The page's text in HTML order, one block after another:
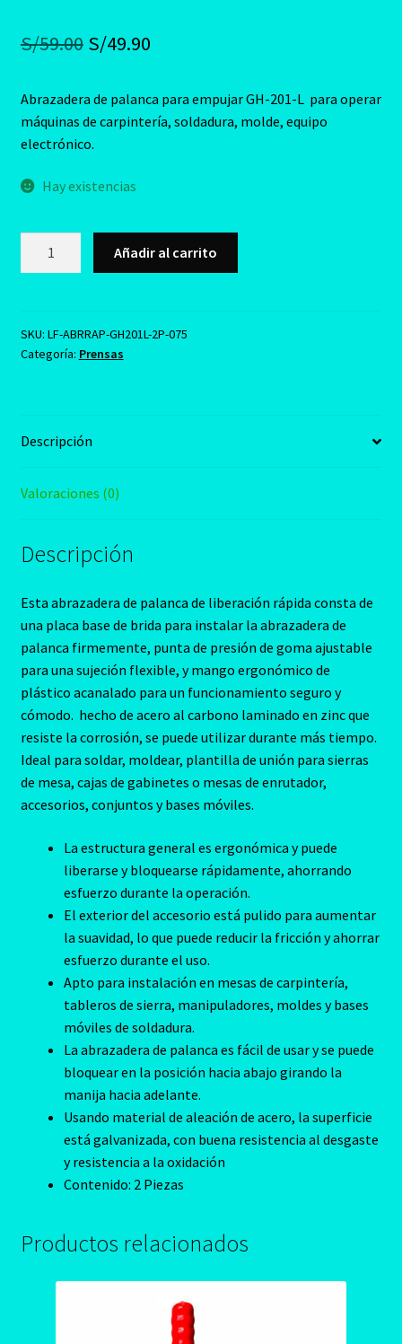
S/59.00 El
original
era:
S/49.90El
actual
Abrazadera de palanca para empujar GH-201-L para operar
máquinas de carpintería, soldadura, molde, equipo
electrónico.
Hay existencias
Modelo
GH-
Piezas)
Añadir al carrito
SKU: LF-ABRRAP-GH201L-2P-075
Categoría: Prensas
Descripción
Valoraciones (0)
Descripción
Esta abrazadera de palanca de liberación rápida consta de
una placa base de brida para instalar la abrazadera de
palanca firmemente, punta de presión de goma ajustable
para una sujeción flexible, y mango ergonómico de
plástico acanalado para un funcionamiento seguro y
cómodo. hecho de acero al carbono laminado en zinc que
resiste la corrosión, se puede utilizar durante más tiempo.
Ideal para soldar, moldear, plantilla de unión para sierras
de mesa, cajas de gabinetes o mesas de enrutador,
accesorios, conjuntos y bases móviles.
La estructura general es ergonómica y puede
liberarse y bloquearse rápidamente, ahorrando
esfuerzo durante la operación.
El exterior del accesorio está pulido para aumentar
la suavidad, lo que puede reducir la fricción y ahorrar
esfuerzo durante el uso.
Apto para instalación en mesas de carpintería,
tableros de sierra, manipuladores, moldes y bases
móviles de soldadura.
La abrazadera de palanca es fácil de usar y se puede
bloquear en la posición hacia abajo girando la
manija hacia adelante.
Usando material de aleación de acero, la superficie
está galvanizada, con buena resistencia al desgaste
y resistencia a la oxidación
Contenido: 2 Piezas
Productos relacionados